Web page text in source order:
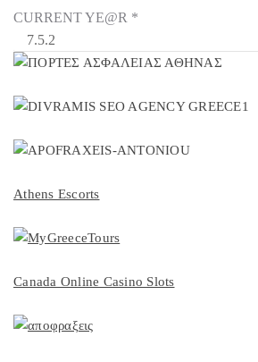
CURRENT YE@R *
Athens Escorts
Canada Online Casino Slots